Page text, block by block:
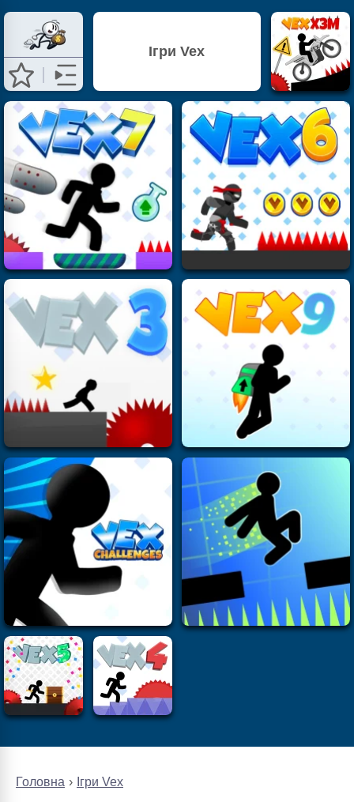
Головна Ігри Vex
Ігри Vex